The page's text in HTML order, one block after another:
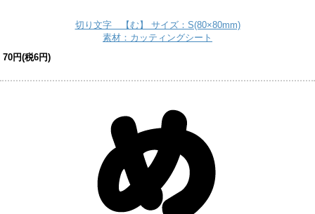
切り文字 【む】 サイズ：S(80×80mm)
素材：カッティングシート
70円(税6円)